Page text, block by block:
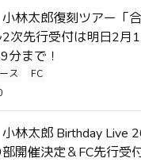
小林太郎復刻ツアー「合
次先行受付は明日2月
分まで！
ス
FC
小林太郎 Birthday Live
開催決定＆FC先行受